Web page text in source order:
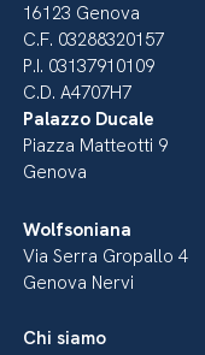
16123 Genova
C.F. 03288320157
P.I. 03137910109
C.D. A4707H7
Palazzo Ducale
Piazza Matteotti 9
Genova
Wolfsoniana
Via Serra Gropallo 4
Genova Nervi
Chi siamo